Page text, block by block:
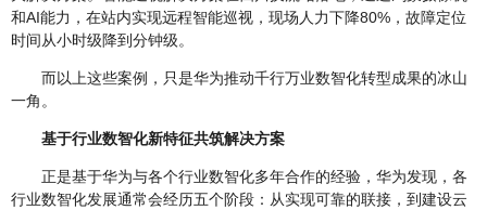
和AI能力，在站内实现远程智能巡视，现场人力下降80%，故障定位
时间从小时级降到分钟级。
而以上这些案例，只是华为推动千行万业数智化转型成果的冰山
一角。
基于行业数智化新特征共筑解决方案
正是基于华为与各个行业数智化多年合作的经验，华为发现，各
行业数智化发展通常会经历五个阶段：从实现可靠的联接，到建设云